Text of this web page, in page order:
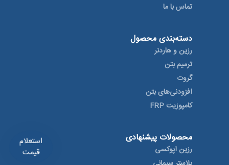
تماس با ما
دسته‌بندی محصول
رزین و هاردنر
ترمیم بتن
گروت
افزودنی‌های بتن
کامپوزیت FRP
محصولات پیشنهادی
رزین اپوکسی
استعلام
قیمت